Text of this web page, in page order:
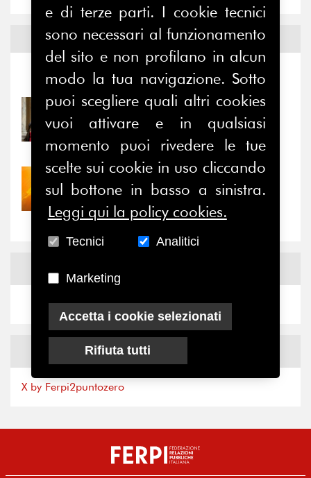
Notizie ed Eventi
Notizie-Eventi
31/07/2026
Prima della pausa estiva,
il valore di...
Nove anni dopo la
“grande cecità”: la...
News
News
X by Ferpi2puntozero
e di terze parti. I cookie tecnici
sono necessari al funzionamento
del sito e non profilano in alcun
modo la tua navigazione. Sotto
puoi scegliere quali altri cookies
vuoi attivare e in qualsiasi
momento puoi rivedere le tue
scelte sui cookie in uso cliccando
sul bottone in basso a sinistra.
Leggi qui la policy cookies.
Tecnici Analitici
Marketing
Accetta i cookie selezionati
Rifiuta tutti